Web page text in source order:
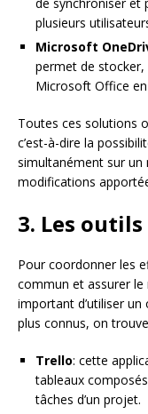
plusieurs
Microsoft
permet de
Microsoft Office en
Toutes ces solutions
c’est-à-dire la
simultanément sur un
modifications
3. Les
Pour coordonner les
commun et assurer
important d’utiliser un
plus connus, on
Trello: cette
tableaux
tâches d’un projet.